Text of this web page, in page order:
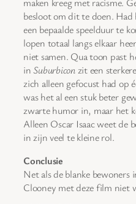
besloot om dit te doen.
een bepaalde speelduur te
lopen totaal langs elkaar
niet samen. Qua toon past
inSuburbiconzit een
zich alleen gefocust had op
was het al een stuk beter
zwarte humor in, maar het
Alleen Oscar Isaac weet de
in zijn veel te kleine rol.
Conclusie
Net als de blanke bewoners
Clooney met deze film niet